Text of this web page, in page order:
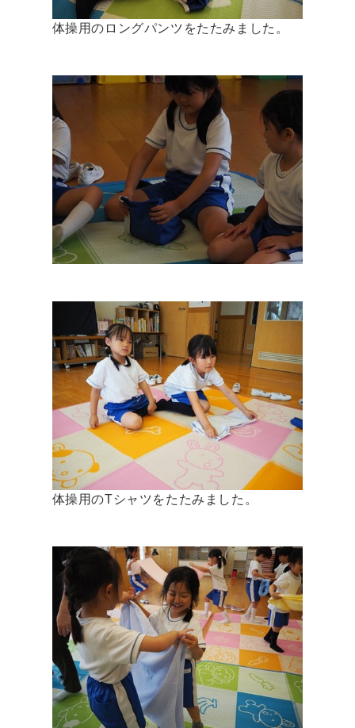
体操用のロングパンツをたたみました。
体操用のTシャツをたたみました。